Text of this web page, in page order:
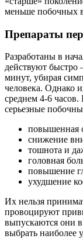
меньше побочных
Препараты
Разработаны в
действуют быстро
минут, убирая
человека. Однако
среднем 4-6 часов.
серьезные
повышенная
снижение
тошнота и
головная
повышение
ухудшение
Их нельзя
провоцируют
выпускаются они
выбрать наиболее